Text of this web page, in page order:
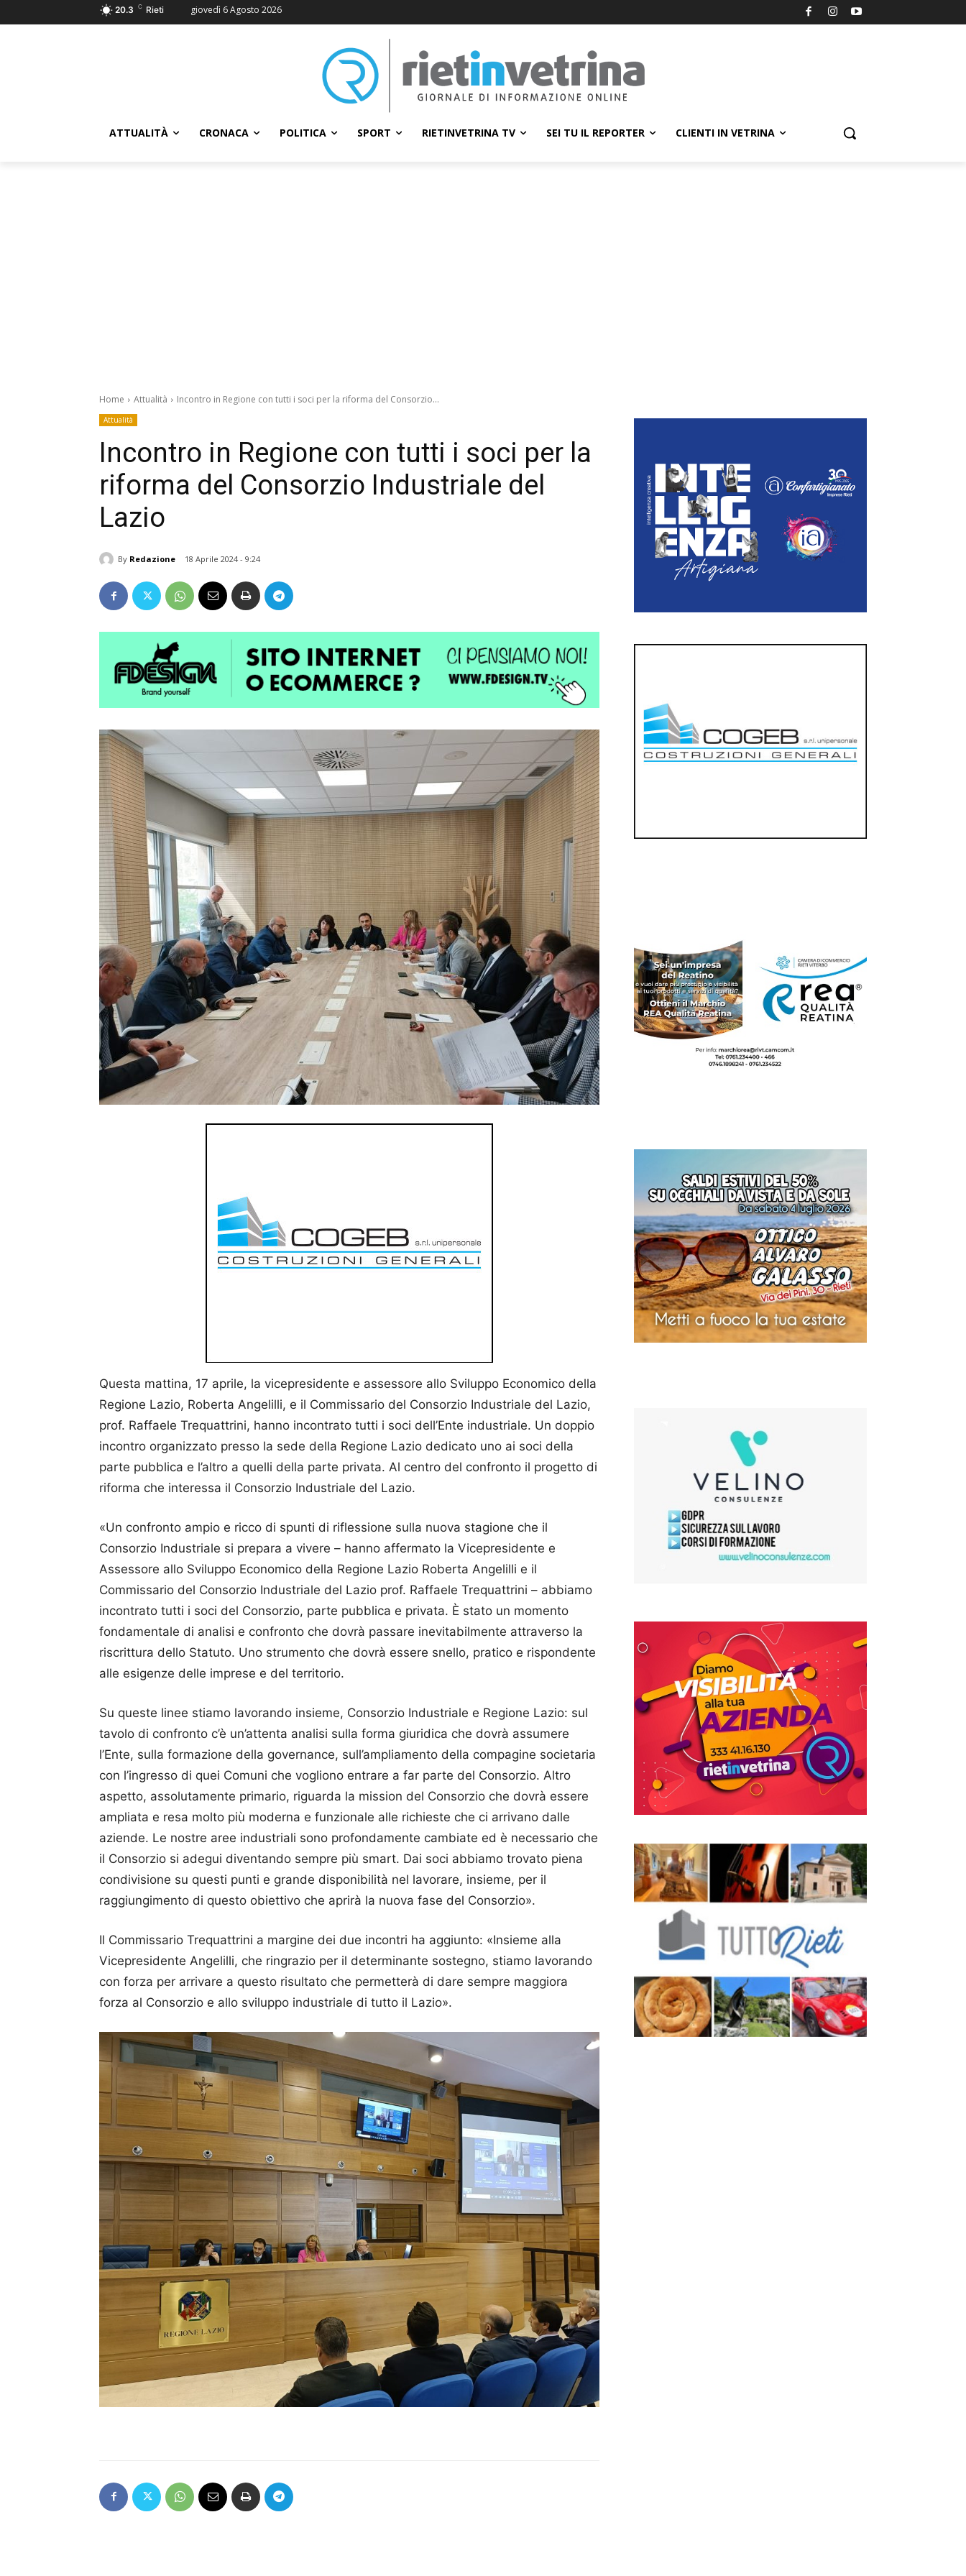
20.3 C Rieti giovedì 6 Agosto 2026
ATTUALITÀ CRONACA POLITICA SPORT RIETINVETRINA TV SEI TU IL REPORTER CLIENTI IN VETRINA
Home Attualità Incontro in Regione con tutti i soci per la riforma del Consorzio...
Attualità
Incontro in Regione con tutti i soci per la
riforma del Consorzio Industriale del
Lazio
By Redazione 18 Aprile 2024 - 9:24
Questa mattina, 17 aprile, la vicepresidente e assessore allo Sviluppo Economico della
Regione Lazio, Roberta Angelilli, e il Commissario del Consorzio Industriale del Lazio,
prof. Raffaele Trequattrini, hanno incontrato tutti i soci dell’Ente industriale. Un doppio
incontro organizzato presso la sede della Regione Lazio dedicato uno ai soci della
parte pubblica e l’altro a quelli della parte privata. Al centro del confronto il progetto di
riforma che interessa il Consorzio Industriale del Lazio.
«Un confronto ampio e ricco di spunti di riflessione sulla nuova stagione che il
Consorzio Industriale si prepara a vivere – hanno affermato la Vicepresidente e
Assessore allo Sviluppo Economico della Regione Lazio Roberta Angelilli e il
Commissario del Consorzio Industriale del Lazio prof. Raffaele Trequattrini – abbiamo
incontrato tutti i soci del Consorzio, parte pubblica e privata. È stato un momento
fondamentale di analisi e confronto che dovrà passare inevitabilmente attraverso la
riscrittura dello Statuto. Uno strumento che dovrà essere snello, pratico e rispondente
alle esigenze delle imprese e del territorio.
Su queste linee stiamo lavorando insieme, Consorzio Industriale e Regione Lazio: sul
tavolo di confronto c’è un’attenta analisi sulla forma giuridica che dovrà assumere
l’Ente, sulla formazione della governance, sull’ampliamento della compagine societaria
con l’ingresso di quei Comuni che vogliono entrare a far parte del Consorzio. Altro
aspetto, assolutamente primario, riguarda la mission del Consorzio che dovrà essere
ampliata e resa molto più moderna e funzionale alle richieste che ci arrivano dalle
aziende. Le nostre aree industriali sono profondamente cambiate ed è necessario che
il Consorzio si adegui diventando sempre più smart. Dai soci abbiamo trovato piena
condivisione su questi punti e grande disponibilità nel lavorare, insieme, per il
raggiungimento di questo obiettivo che aprirà la nuova fase del Consorzio».
Il Commissario Trequattrini a margine dei due incontri ha aggiunto: «Insieme alla
Vicepresidente Angelilli, che ringrazio per il determinante sostegno, stiamo lavorando
con forza per arrivare a questo risultato che permetterà di dare sempre maggiora
forza al Consorzio e allo sviluppo industriale di tutto il Lazio».